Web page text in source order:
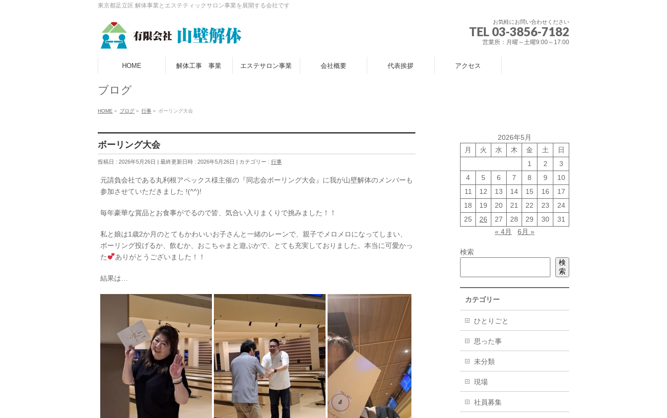
東京都足立区 解体事業とエステティックサロン事業を展開する会社です
お気軽にお問い合わせください
TEL 03-3856-7182
営業所：月曜～土曜9:00～17:00
HOME 解体工事 事業 エステサロン事業 会社概要 代表挨拶 アクセス
ブログ
HOME » ブログ » 行事 » ボーリング大会
ボーリング大会
投稿日 : 2026年5月26日 最終更新日時 : 2026年5月26日 カテゴリー : 行事
元請負会社である丸利根アペックス様主催の『同志会ボーリング大会』に我が山壁解体のメンバーも
参加させていただきました !(^^)!
毎年豪華な賞品とお食事がでるので皆、気合い入りまくりで挑みました！！
私と娘は1歳2か月のとてもかわいいお子さんと一緒のレーンで、親子でメロメロになってしまい、
ボーリング投げるか、飲むか、おこちゃまと遊ぶかで、とても充実しておりました。本当に可愛かっ
た
ありがとうございました！！
結果は…
2026年5月
月
火 水 木 金 土
日
1
2
3
4
5 6 7 8 9
10
11
12 13 14 15 16
17
18
19 20 21 22 23
24
25
26 27 28 29 30
31
« 4月
6月 »
検索
検
索
カテゴリー
ひとりごと
思った事
未分類
現場
社員募集